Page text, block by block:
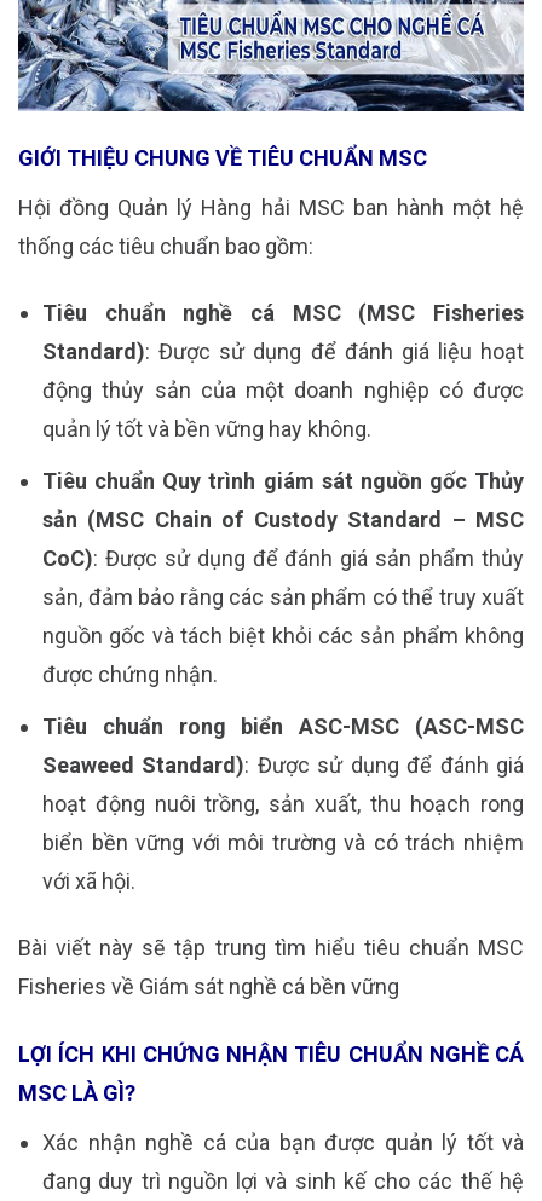
GIỚI THIỆU CHUNG VỀ TIÊU CHUẨN MSC
Hội đồng Quản lý Hàng hải MSC ban hành một hệ
thống các tiêu chuẩn bao gồm:
Tiêu chuẩn nghề cá MSC (MSC Fisheries
Standard): Được sử dụng để đánh giá liệu hoạt
động thủy sản của một doanh nghiệp có được
quản lý tốt và bền vững hay không.
Tiêu chuẩn Quy trình giám sát nguồn gốc Thủy
sản (MSC Chain of Custody Standard – MSC
CoC): Được sử dụng để đánh giá sản phẩm thủy
sản, đảm bảo rằng các sản phẩm có thể truy xuất
nguồn gốc và tách biệt khỏi các sản phẩm không
được chứng nhận.
Tiêu chuẩn rong biển ASC-MSC (ASC-MSC
Seaweed Standard): Được sử dụng để đánh giá
hoạt động nuôi trồng, sản xuất, thu hoạch rong
biển bền vững với môi trường và có trách nhiệm
với xã hội.
Bài viết này sẽ tập trung tìm hiểu tiêu chuẩn MSC
Fisheries về Giám sát nghề cá bền vững
LỢI ÍCH KHI CHỨNG NHẬN TIÊU CHUẨN NGHỀ CÁ
MSC LÀ GÌ?
Xác nhận nghề cá của bạn được quản lý tốt và
đang duy trì nguồn lợi và sinh kế cho các thế hệ